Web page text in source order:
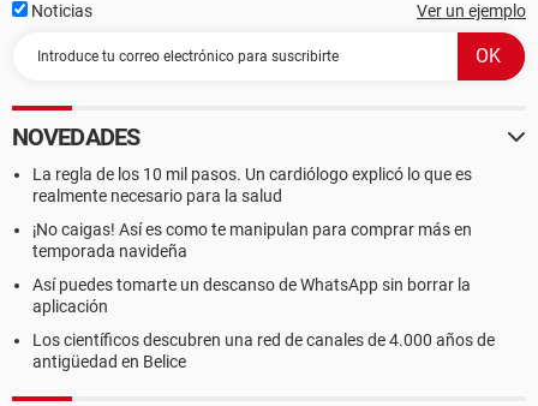
Noticias Ver un ejemplo
NOVEDADES
La regla de los 10 mil pasos. Un cardiólogo explicó lo que es
realmente necesario para la salud
¡No caigas! Así es como te manipulan para comprar más en
temporada navideña
Así puedes tomarte un descanso de WhatsApp sin borrar la
aplicación
Los científicos descubren una red de canales de 4.000 años de
antigüedad en Belice